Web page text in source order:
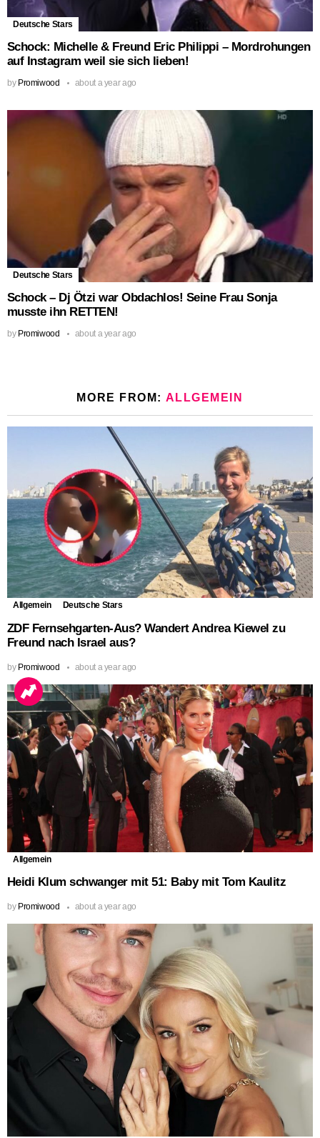
Deutsche Stars
Schock: Michelle & Freund Eric Philippi – Mordrohungen
auf Instagram weil sie sich lieben!
by Promiwood about a year ago
Deutsche Stars
Schock – Dj Ötzi war Obdachlos! Seine Frau Sonja
musste ihn RETTEN!
by Promiwood about a year ago
MORE FROM: ALLGEMEIN
Allgemein Deutsche Stars
ZDF Fernsehgarten-Aus? Wandert Andrea Kiewel zu
Freund nach Israel aus?
by Promiwood about a year ago
Allgemein
Heidi Klum schwanger mit 51: Baby mit Tom Kaulitz
by Promiwood about a year ago